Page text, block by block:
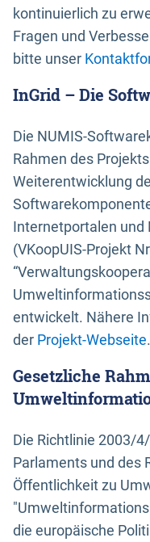
kontinuierlich zu
Fragen und
bitte unser
InGrid – Die
Die NUMIS-
Rahmen des
Weiterentwicklung
Internetportalen und
(VKoopUIS-Projekt
entwickelt. Nähere
der Projekt-Webseite.
Gesetzliche
Die Richtlinie 2003/
Parlaments und des
Öffentlichkeit zu
die europäische